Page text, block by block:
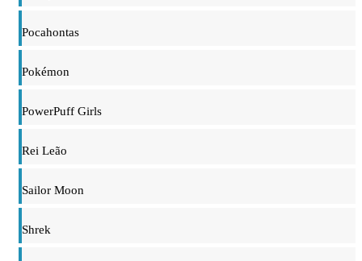
Pocahontas
Pokémon
PowerPuff Girls
Rei Leão
Sailor Moon
Shrek